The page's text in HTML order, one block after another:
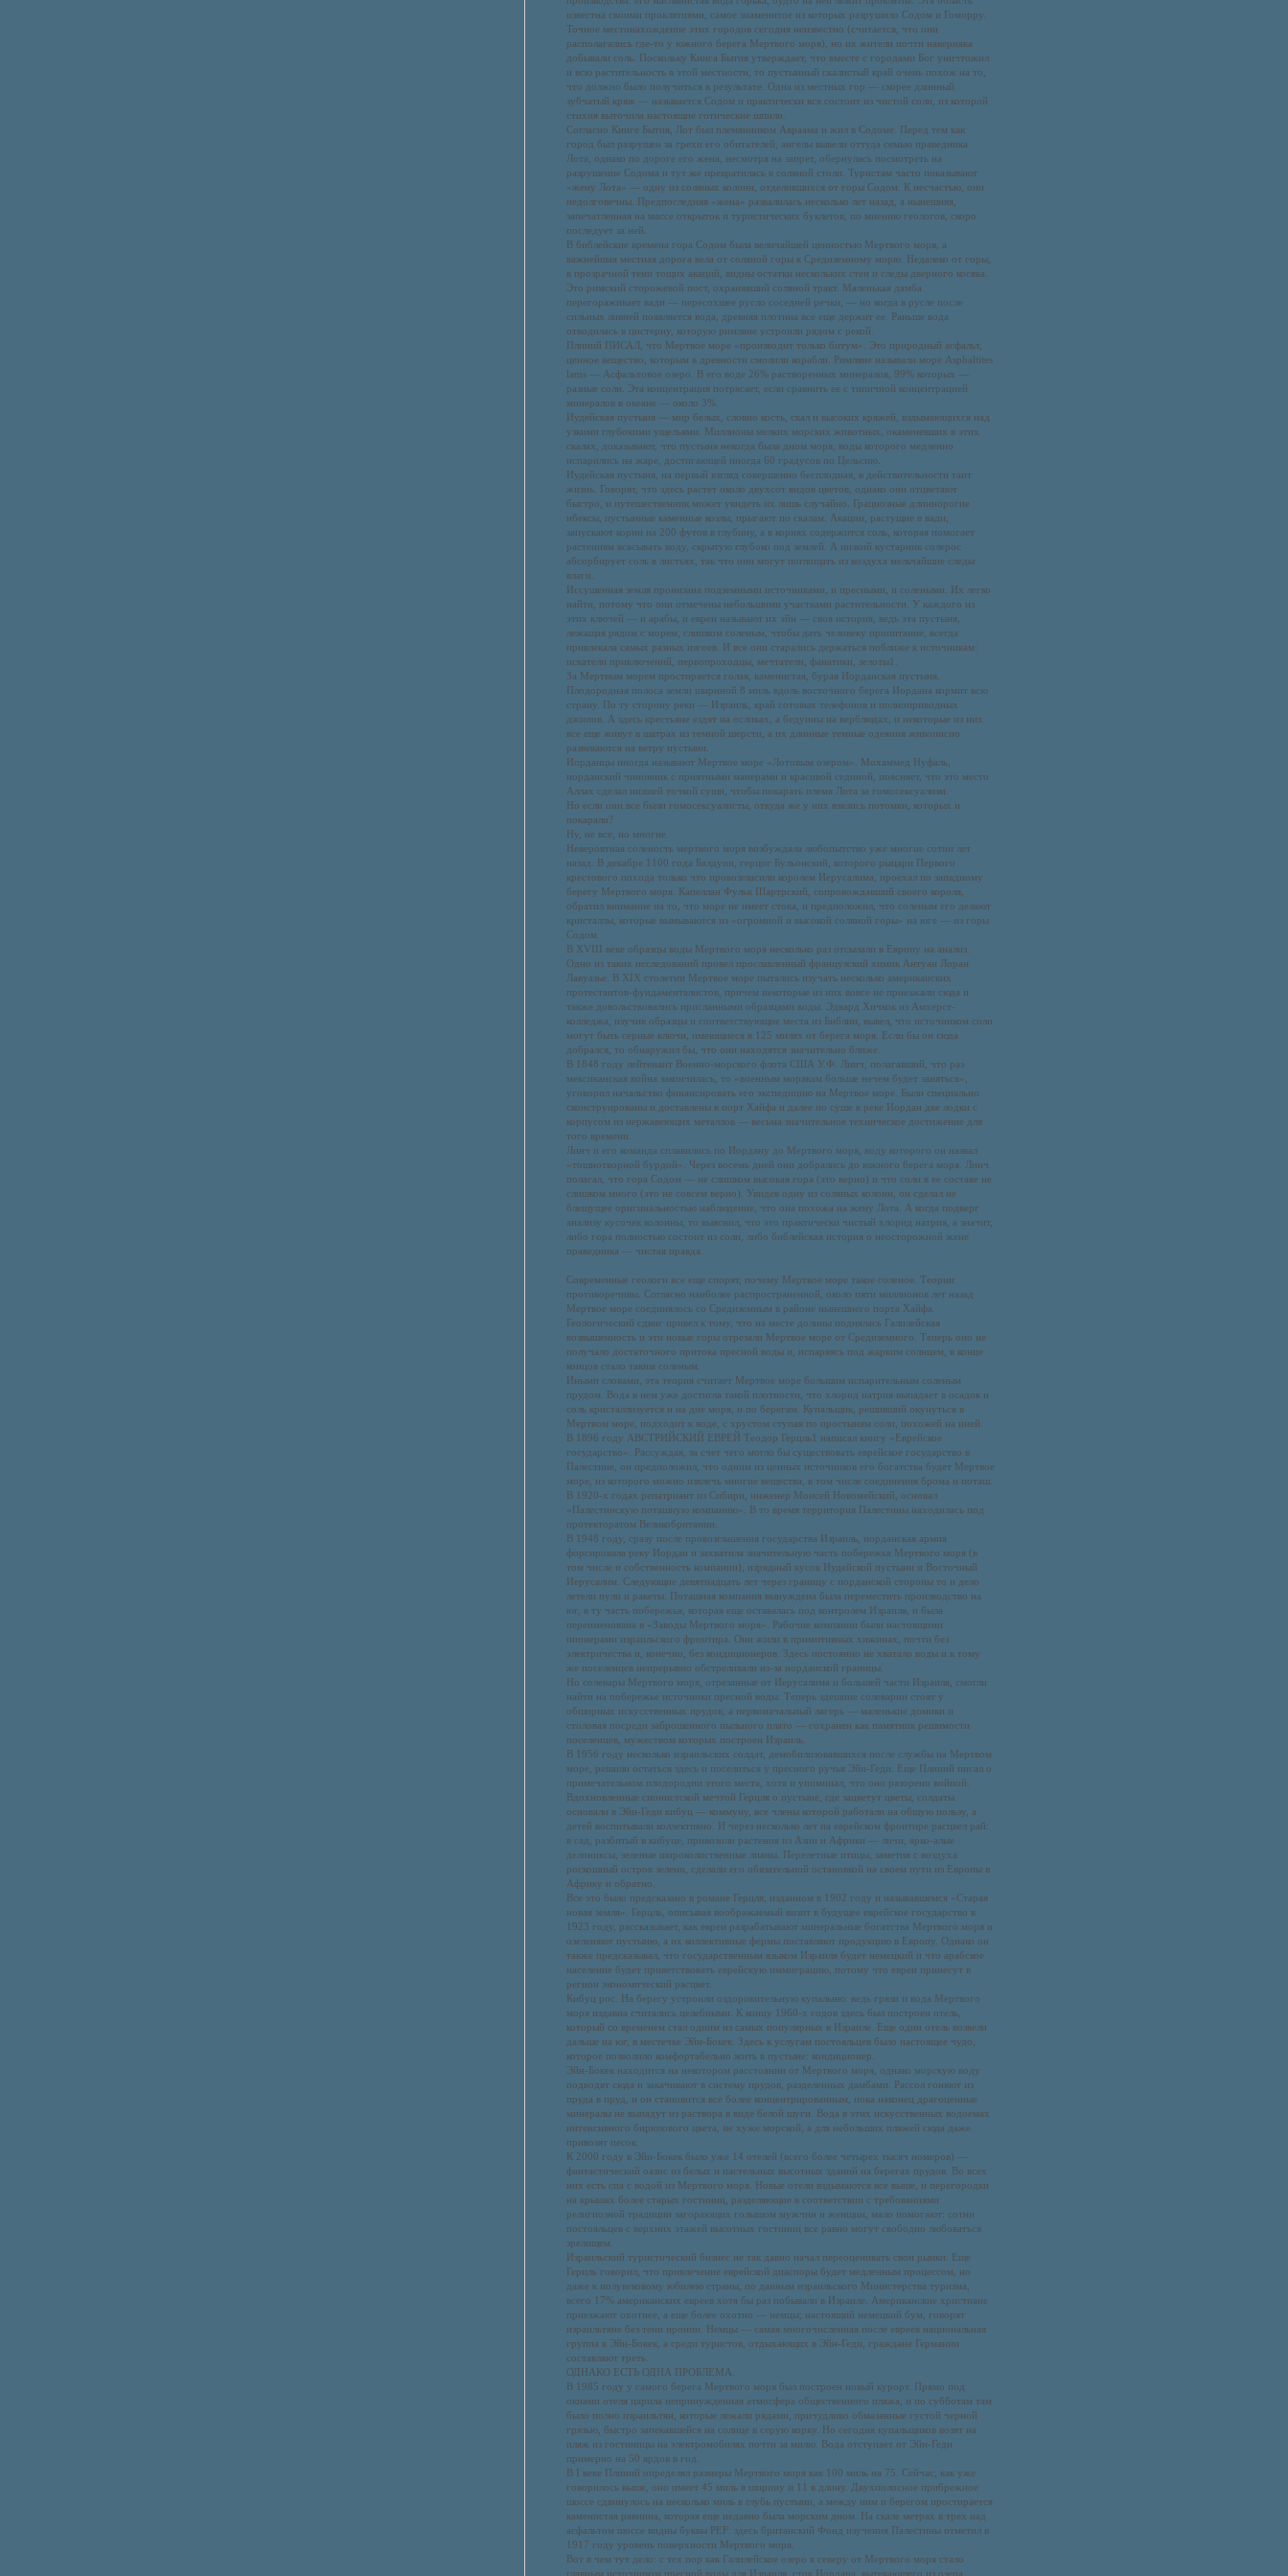
известна своими проклятиями, самое знаменитое из которых разрушило Содом и Гоморру.
Точное местонахождение этих городов сегодня неизвестно (считается, что они
располагались где-то у южного берега Мертвого моря), но их жители почти наверняка
добывали соль. Поскольку Книга Бытия утверждает, что вместе с городами Бог уничтожил
и всю растительность в этой местности, то пустынный скалистый край очень похож на то,
что должно было получиться в результате. Одна из местных гор — скорее длинный
зубчатый кряж — называется Содом и практически вся состоит из чистой соли, из которой
стихия выточила настоящие готические шпили.
Согласно Книге Бытия, Лот был племянником Авраама и жил в Содоме. Перед тем как
город был разрушен за грехи его обитателей, ангелы вывели оттуда семью праведника
Лота, однако по дороге его жена, несмотря на запрет, обернулась посмотреть на
разрушение Содома и тут же превратилась в соляной столп. Туристам часто показывают
«жену Лота» — одну из соляных колонн, отделившихся от горы Содом. К несчастью, они
недолговечны. Предпоследняя «жена» развалилась несколько лет назад, а нынешняя,
запечатленная на массе открыток и туристических буклетов, по мнению геологов, скоро
последует за ней.
В библейские времена гора Содом была величайшей ценностью Мертвого моря, а
важнейшая местная дорога вела от соляной горы к Средиземному морю. Недалеко от горы,
в прозрачной тени тощих акаций, видны остатки нескольких стен и следы дверного косяка.
Это римский сторожевой пост, охранявший соляной тракт. Маленькая дамба
перегораживает вади — пересохшее русло соседней речки, — но когда в русле после
сильных ливней появляется вода, древняя плотина все еще держит ее. Раньше вода
отводилась в цистерну, которую римляне устроили рядом с рекой.
Плиний ПИСАЛ, что Мертвое море «производит только битум». Это природный асфальт,
ценное вещество, которым в древности смолили корабли. Римляне называли море Asphaltites
lams — Асфальтовое озеро. В его воде 26% растворенных минералов, 99% которых —
разные соли. Эта концентрация потрясает, если сравнить ее с типичной концентрацией
минералов в океане — около 3%.
Иудейская пустыня — мир белых, словно кость, скал и высоких кряжей, вздымающихся над
узкими глубокими ущельями. Миллионы мелких морских животных, окаменевших в этих
скалах, доказывают, что пустыня некогда была дном моря, воды которого медленно
испарились на жаре, достигающей иногда 60 градусов по Цельсию.
Иудейская пустыня, на первый взгляд совершенно бесплодная, в действительности таит
жизнь. Говорят, что здесь растет около двухсот видов цветов, однако они отцветают
быстро, и путешественник может увидеть их лишь случайно. Грациозные длиннорогие
ибексы, пустынные каменные козлы, прыгают по скалам. Акации, растущие в вади,
запускают корни на 200 футов в глубину, а в корнях содержится соль, которая помогает
растениям всасывать воду, скрытую глубоко под землей. А низкий кустарник солерос
абсорбирует соль в листьях, так что они могут поглощать из воздуха мельчайшие следы
влаги.
Иссушенная земля пронизана подземными источниками, и пресными, и солеными. Их легко
найти, потому что они отмечены небольшими участками растительности. У каждого из
этих ключей — и арабы, и евреи называют их эйн — своя история, ведь эта пустыня,
лежащая рядом с морем, слишком соленым, чтобы дать человеку пропитание, всегда
привлекала самых разных изгоев. И все они старались держаться поближе к источникам:
искатели приключений, первопроходцы, мечтатели, фанатики, зелоты1.
За Мертвым морем простирается голая, каменистая, бурая Иорданская пустыня.
Плодородная полоса земли шириной 8 миль вдоль восточного берега Иордана кормит всю
страну. По ту сторону реки — Израиль, край сотовых телефонов и полноприводных
джипов. А здесь крестьяне ездят на осликах, а бедуины на верблюдах, и некоторые из них
все еще живут в шатрах из темной шерсти, а их длинные темные одеяния живописно
развеваются на ветру пустыни.
Иорданцы иногда называют Мертвое море «Лотовым озером». Мохаммед Нуфаль,
иорданский чиновник с приятными манерами и красивой сединой, поясняет, что это место
Аллах сделал низшей точкой суши, чтобы покарать племя Лота за гомосексуализм.
Но если они все были гомосексуалисты, откуда же у них взялись потомки, которых и
покарали?
Ну, не все, но многие.
Невероятная соленость мертвого моря возбуждала любопытство уже многие сотни лет
назад. В декабре 1100 года Балдуин, герцог Бульонский, которого рыцари Первого
крестового похода только что провозгласили королем Иерусалима, проехал по западному
берегу Мертвого моря. Капеллан Фульк Шартрский, сопровождавший своего короля,
обратил внимание на то, что море не имеет стока, и предположил, что соленым его делают
кристаллы, которые вымываются из «огромной и высокой соляной горы» на юге — из горы
Содом.
В XVIII веке образцы воды Мертвого моря несколько раз отсылали в Европу на анализ.
Одно из таких исследований провел прославленный французский химик Антуан Лоран
Лавуазье. В XIX столетии Мертвое море пытались изучать несколько американских
протестантов-фундаменталистов, причем некоторые из них вовсе не приезжали сюда и
также довольствовались присланными образцами воды. Эдвард Хичкок из Амхерст-
колледжа, изучив образцы и соответствующие места из Библии, вывел, что источником соли
могут быть серные ключи, имеющиеся в 125 милях от берега моря. Если бы он сюда
добрался, то обнаружил бы, что они находятся значительно ближе.
В 1848 году лейтенант Военно-морского флота США У.Ф. Линч, полагавший, что раз
мексиканская война закончилась, то «военным морякам больше нечем будет заняться»,
уговорил начальство финансировать его экспедицию на Мертвое море. Были специально
сконструированы и доставлены в порт Хайфа и далее по суше к реке Иордан две лодки с
корпусом из нержавеющих металлов — весьма значительное техническое достижение для
того времени.
Линч и его команда сплавились по Иордану до Мертвого моря, воду которого он назвал
«тошнотворной бурдой». Через восемь дней они добрались до южного берега моря. Линч
полагал, что гора Содом — не слишком высокая гора (это верно) и что соли в ее составе не
слишком много (это не совсем верно). Увидев одну из соляных колонн, он сделал не
блещущее оригинальностью наблюдение, что она похожа на жену Лота. А когда подверг
анализу кусочек колонны, то выяснил, что это практически чистый хлорид натрия, а значит,
либо гора полностью состоит из соли, либо библейская история о неосторожной жене
праведника — чистая правда.
Современные геологи все еще спорят, почему Мертвое море такое соленое. Теории
противоречивы. Согласно наиболее распространенной, около пяти миллионов лет назад
Мертвое море соединялось со Средиземным в районе нынешнего порта Хайфа.
Геологический сдвиг привел к тому, что на месте долины поднялась Галилейская
возвышенность и эти новые горы отрезали Мертвое море от Средиземного. Теперь оно не
получало достаточного притока пресной воды и, испаряясь под жарким солнцем, в конце
концов стало таким соленым.
Иными словами, эта теория считает Мертвое море большим испарительным соленым
прудом. Вода в нем уже достигла такой плотности, что хлорид натрия выпадает в осадок и
соль кристаллизуется и на дне моря, и по берегам. Купальщик, решивший окунуться в
Мертвом море, подходит к воде, с хрустом ступая по простыням соли, похожей на иней.
В 1896 году АВСТРИЙСКИЙ ЕВРЕЙ Теодор Герцль1 написал книгу «Еврейское
государство». Рассуждая, за счет чего могло бы существовать еврейское государство в
Палестине, он предположил, что одним из ценных источников его богатства будет Мертвое
море, из которого можно извлечь многие вещества, в том числе соединения брома и поташ.
В 1920-х годах репатриант из Сибири, инженер Моисей Новомейский, основал
«Палестинскую поташную компанию». В то время территория Палестины находилась под
протекторатом Великобритании.
В 1948 году, сразу после провозглашения государства Израиль, иорданская армия
форсировала реку Иордан и захватила значительную часть побережья Мертвого моря (в
том числе и собственность компании), изрядный кусок Иудейской пустыни и Восточный
Иерусалим. Следующие девятнадцать лет через границу с иорданской стороны то и дело
летели пули и ракеты. Поташная компания вынуждена была переместить производство на
юг, в ту часть побережья, которая еще оставалась под контролем Израиля, и была
переименована в «Заводы Мертвого моря». Рабочие компании были настоящими
пионерами израильского фронтира. Они жили в примитивных хижинах, почти без
электричества и, конечно, без кондиционеров. Здесь постоянно не хватало воды и к тому
же поселенцев непрерывно обстреливали из-за иорданской границы.
Но солевары Мертвого моря, отрезанные от Иерусалима и большей части Израиля, смогли
найти на побережье источники пресной воды. Теперь здешние солеварни стоят у
обширных искусственных прудов, а первоначальный лагерь — маленькие домики и
столовая посреди заброшенного пыльного плато — сохранен как памятник решимости
поселенцев, мужеством которых построен Израиль.
В 1956 году несколько израильских солдат, демобилизовавшихся после службы на Мертвом
море, решили остаться здесь и поселиться у пресного ручья Эйн-Геди. Еще Плиний писал о
примечательном плодородии этого места, хотя и упоминал, что оно разорено войной.
Вдохновленные сионистской мечтой Герцля о пустыне, где зацветут цветы, солдаты
основали в Эйн-Геди кибуц — коммуну, все члены которой работали на общую пользу, а
детей воспитывали коллективно. И через несколько лет на еврейском фронтире расцвел рай:
в сад, разбитый в кибуце, привозили растения из Азии и Африки — личи, ярко-алые
делониксы, зеленые широколиственные лианы. Перелетные птицы, заметив с воздуха
роскошный остров зелени, сделали его обязательной остановкой на своем пути из Европы в
Африку и обратно.
Все это было предсказано в романе Герцля, изданном в 1902 году и называвшемся «Старая
новая земля». Герцль, описывая воображаемый визит в будущее еврейское государство в
1923 году, рассказывает, как евреи разрабатывают минеральные богатства Мертвого моря и
озеленяют пустыню, а их коллективные фермы поставляют продукцию в Европу. Однако он
также предсказывал, что государственным языком Израиля будет немецкий и что арабское
население будет приветствовать еврейскую иммиграцию, потому что евреи принесут в
регион экономический расцвет.
Кибуц рос. На берегу устроили оздоровительную купальню: ведь грязи и вода Мертвого
моря издавна считались целебными. К концу 1960-х годов здесь был построен отель,
который со временем стал одним из самых популярных в Израиле. Еще один отель возвели
дальше на юг, в местечке Эйн-Бокек. Здесь к услугам постояльцев было настоящее чудо,
которое позволило комфортабельно жить в пустыне: кондиционер.
Эйн-Бокек находится на некотором расстоянии от Мертвого моря, однако морскую воду
подводят сюда и закачивают в систему прудов, разделенных дамбами. Рассол гоняют из
пруда в пруд, и он становится все более концентрированным, пока наконец драгоценные
минералы не выпадут из раствора в виде белой шуги. Вода в этих искусственных водоемах
интенсивного бирюзового цвета, не хуже морской, а для небольших пляжей сюда даже
привозят песок.
К 2000 году в Эйн-Бокек было уже 14 отелей (всего более четырех тысяч номеров) —
фантастический оазис из белых и пастельных высотных зданий на берегах прудов. Во всех
них есть спа с водой из Мертвого моря. Новые отели вздымаются все выше, и перегородки
на крышах более старых гостиниц, разделяющие в соответствии с требованиями
религиозной традиции загорающих голышом мужчин и женщин, мало помогают: сотни
постояльцев с верхних этажей высотных гостиниц все равно могут свободно любоваться
зрелищем.
Израильский туристический бизнес не так давно начал переоценивать свои рынки. Еще
Герцль говорил, что привлечение еврейской диаспоры будет медленным процессом, но
даже к полувековому юбилею страны, по данным израильского Министерства туризма,
всего 17% американских евреев хотя бы раз побывали в Израиле. Американские христиане
приезжают охотнее, а еще более охотно — немцы; настоящий немецкий бум, говорят
израильтяне без тени иронии. Немцы — самая многочисленная после евреев национальная
группа в Эйн-Бокек, а среди туристов, отдыхающих в Эйн-Геди, граждане Германии
составляют треть.
ОДНАКО ЕСТЬ ОДНА ПРОБЛЕМА.
В 1985 году у самого берега Мертвого моря был построен новый курорт. Прямо под
окнами отеля царила непринужденная атмосфера общественного пляжа, и по субботам там
было полно израильтян, которые лежали рядами, причудливо обмазанные густой черной
грязью, быстро запекавшейся на солнце в серую корку. Но сегодня купальщиков возят на
пляж из гостиницы на электромобилях почти за милю. Вода отступает от Эйн-Геди
примерно на 50 ярдов в год.
В I веке Плиний определял размеры Мертвого моря как 100 миль на 75. Сейчас, как уже
говорилось выше, оно имеет 45 миль в ширину и 11 в длину. Двухполосное прибрежное
шоссе сдвинулось на несколько миль в глубь пустыни, а между ним и берегом простирается
каменистая равнина, которая еще недавно была морским дном. На скале метрах в трех над
асфальтом шоссе видны буквы PEF: здесь британский Фонд изучения Палестины отметил в
1917 году уровень поверхности Мертвого моря.
Вот в чем тут дело: с тех пор как Галилейское озеро к северу от Мертвого моря стало
главным источником пресной воды для Израиля, сток Иордана, вытекающего из озера,